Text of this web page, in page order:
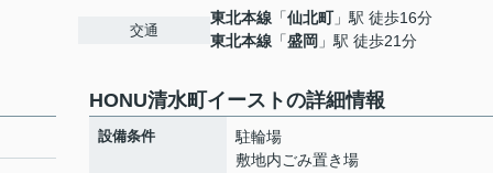
交通
東北本線 「仙北町」駅 徒歩16分
東北本線 「盛岡 」駅 徒歩21分
HONU清水町イーストの詳細情報
設備条件
駐輪場
敷地内ごみ置き場